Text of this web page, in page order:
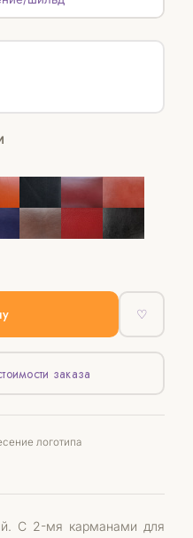
♡
заказа
логотипа
С 2-мя карманами для